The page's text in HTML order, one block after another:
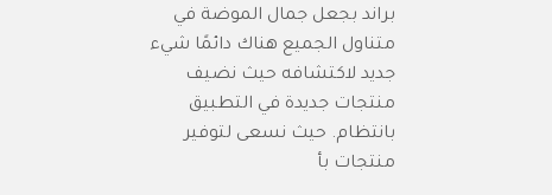
براند بجعل جمال الموضة في
متناول الجميع هناك دائمًا شيء
جديد لاكتشافه حيث نضيف
منتجات جديدة في التطبيق
بانتظام. حيث نسعى لتوفير
منتجات بأ